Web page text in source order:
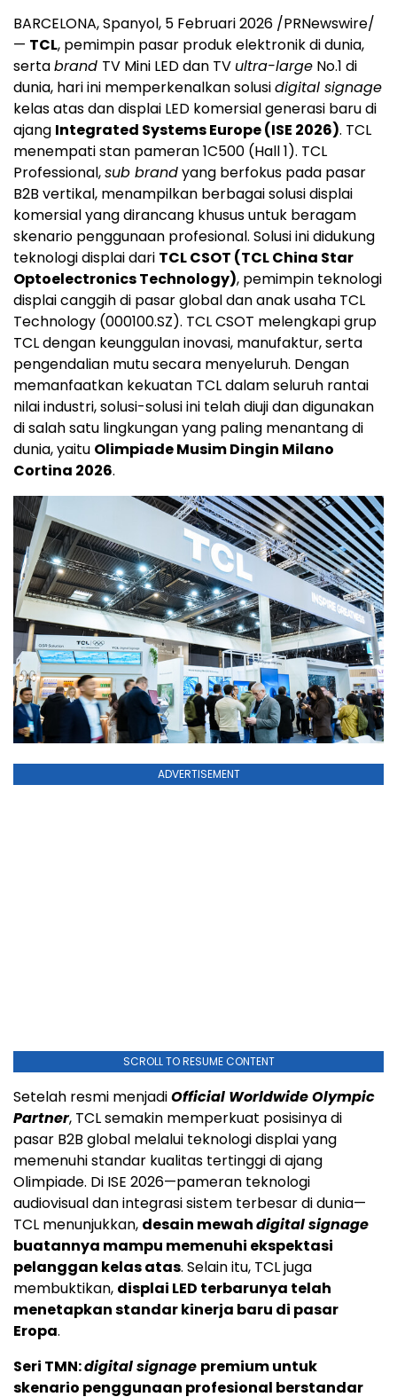
BARCELONA, Spanyol, 5 Februari 2026 /PRNewswire/
— TCL, pemimpin pasar produk elektronik di dunia,
sertabrand TV Mini LED dan TV ultra-large No.1 di
dunia, hari ini memperkenalkan solusidigital signage
kelas atas dan displai LED komersial generasi baru di
ajang Integrated Systems Europe (ISE 2026). TCL
menempati stan pameran 1C500 (Hall 1). TCL
Professional,sub brandyang berfokus pada pasar
B2B vertikal, menampilkan berbagai solusi displai
komersial yang dirancang khusus untuk beragam
skenario penggunaan profesional. Solusi ini didukung
teknologi displai dari TCL CSOT (TCL China Star
Optoelectronics Technology), pemimpin teknologi
displai canggih di pasar global dan anak usaha TCL
Technology (000100.SZ). TCL CSOT melengkapi grup
TCL dengan keunggulan inovasi, manufaktur, serta
pengendalian mutu secara menyeluruh. Dengan
memanfaatkan kekuatan TCL dalam seluruh rantai
nilai industri, solusi-solusi ini telah diuji dan digunakan
di salah satu lingkungan yang paling menantang di
dunia, yaitu Olimpiade Musim Dingin Milano
Cortina 2026.
ADVERTISEMENT
SCROLL TO RESUME CONTENT
Setelah resmi menjadiOfficial Worldwide Olympic
Partner, TCL semakin memperkuat posisinya di
pasar B2B global melalui teknologi displai yang
memenuhi standar kualitas tertinggi di ajang
Olimpiade. Di ISE 2026—pameran teknologi
audiovisual dan integrasi sistem terbesar di dunia—
TCL menunjukkan, desain mewahdigital signage
buatannya mampu memenuhi ekspektasi
pelanggan kelas atas. Selain itu, TCL juga
membuktikan, displai LED terbarunya telah
menetapkan standar kinerja baru di pasar
Eropa.
Seri TMN:digital signage premium untuk
skenario penggunaan profesional berstandar